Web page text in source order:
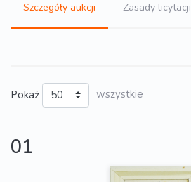
Szczegóły aukcji Zasady licytacji
Pokaż wszystkie
01